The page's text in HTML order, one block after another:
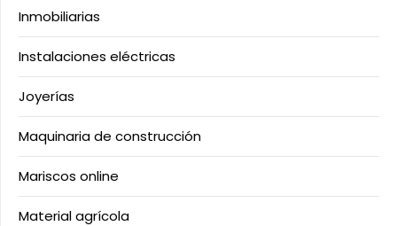
Inmobiliarias
Instalaciones eléctricas
Joyerías
Maquinaria de construcción
Mariscos online
Material agrícola